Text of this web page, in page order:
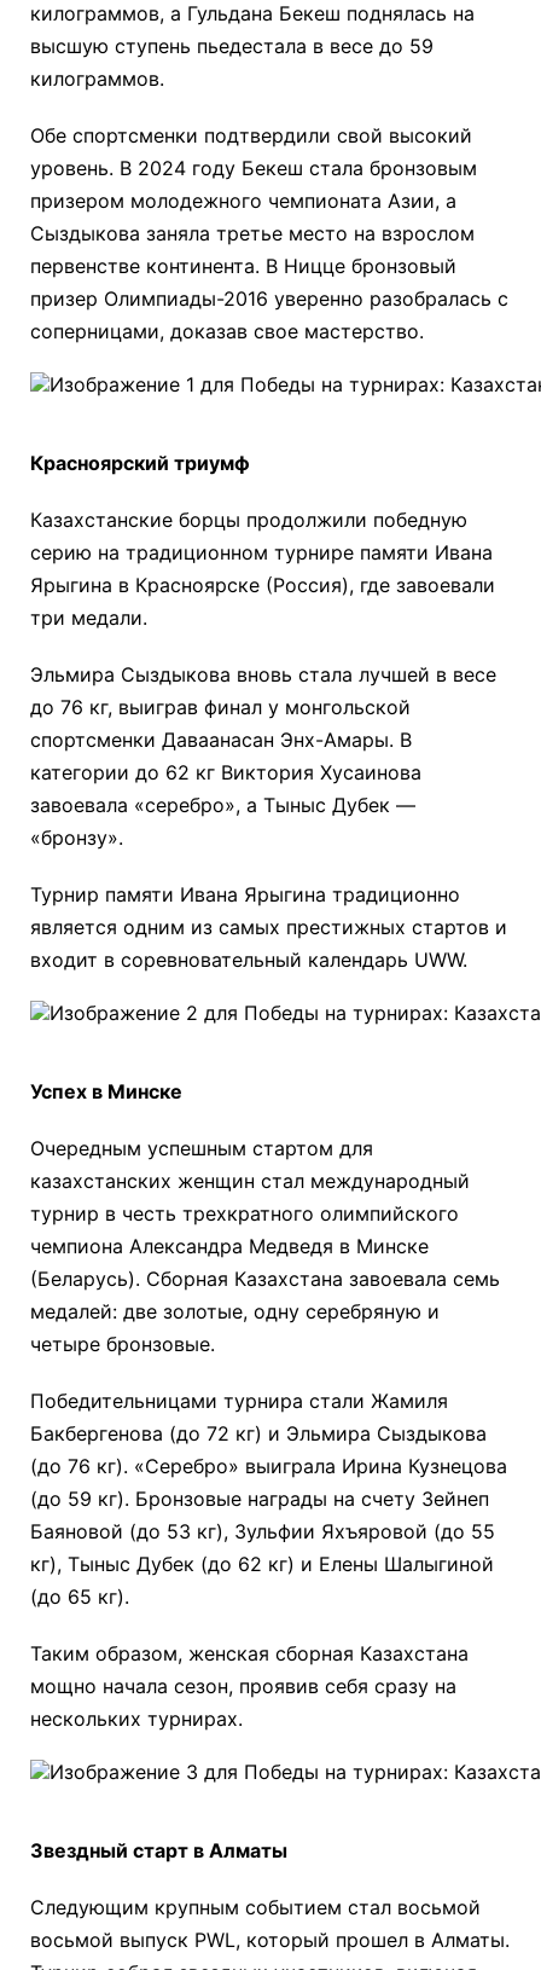
килограммов, а Гульдана Бекеш поднялась на
высшую ступень пьедестала в весе до 59
килограммов.
Обе спортсменки подтвердили свой высокий
уровень. В 2024 году Бекеш стала бронзовым
призером молодежного чемпионата Азии, а
Сыздыкова заняла третье место на взрослом
первенстве континента. В Ницце бронзовый
призер Олимпиады-2016 уверенно разобралась с
соперницами, доказав свое мастерство.
Красноярский триумф
Казахстанские борцы продолжили победную
серию на традиционном турнире памяти Ивана
Ярыгина в Красноярске (Россия), где завоевали
три медали.
Эльмира Сыздыкова вновь стала лучшей в весе
до 76 кг, выиграв финал у монгольской
спортсменки Даваанасан Энх-Амары. В
категории до 62 кг Виктория Хусаинова
завоевала «серебро», а Тыныс Дубек —
«бронзу».
Турнир памяти Ивана Ярыгина традиционно
является одним из самых престижных стартов и
входит в соревновательный календарь UWW.
Успех в Минске
Очередным успешным стартом для
казахстанских женщин стал международный
турнир в честь трехкратного олимпийского
чемпиона Александра Медведя в Минске
(Беларусь). Сборная Казахстана завоевала семь
медалей: две золотые, одну серебряную и
четыре бронзовые.
Победительницами турнира стали Жамиля
Бакбергенова (до 72 кг) и Эльмира Сыздыкова
(до 76 кг). «Серебро» выиграла Ирина Кузнецова
(до 59 кг). Бронзовые награды на счету Зейнеп
Баяновой (до 53 кг), Зульфии Яхъяровой (до 55
кг), Тыныс Дубек (до 62 кг) и Елены Шалыгиной
(до 65 кг).
Таким образом, женская сборная Казахстана
мощно начала сезон, проявив себя сразу на
нескольких турнирах.
Звездный старт в Алматы
Следующим крупным событием стал восьмой
восьмой выпуск PWL, который прошел в Алматы.